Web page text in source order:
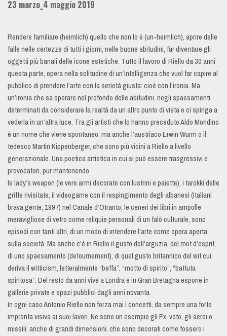
23 marzo_4 maggio 2019
Rendere familiare (heimlich) quello che non lo è (un-heimlich), aprire delle
falle nelle certezze di tutti i giorni, nelle buone abitudini, far diventare gli
oggetti più banali delle icone estetiche. Tutto il lavoro di Riello da 30 anni
questa parte, opera nella solitudine di un’intelligenza che vuol far capire al
pubblico di prendere l’arte con la serietà giusta: cioè con l’ironia. Ma
un’ironia che sa operare nel profondo delle abitudini, negli spaesamenti
determinati da considerare la realtà da un altro punto di vista e ci spinga a
vederla in un’altra luce. Tra gli artisti che lo hanno preceduto Aldo Mondino
è un nome che viene spontaneo, ma anche l’austriaco Erwin Wurm o il
tedesco Martin Kippenberger, che sono più vicini a Riello a livello
generazionale. Una poetica artistica in cui si può essere trasgressivi e
provocatori, pur mantenendo
le lady’s weapon (le vere armi decorate con lustrini e paiette), i tarokki delle
griffe rivisitate, il videogame con il respingimento degli albanesi (Italiani
brava gente, 1997) nel Canale d’Otranto, le ceneri dei libri in ampolle
meravigliose di vetro come reliquie personali di un falò culturale, sono
episodi con tanti altri, di un modo di intendere l’arte come opera aperta
sulla società. Ma anche c’è in Riello il gusto dell’arguzia, del mot d’esprit,
di uno spaesamento (detournement), di quel gusto britannico del wit cui
deriva il witticism, letteralmente “beffa”, “motto di spirito”, “battuta
spiritosa”. Del resto da anni vive a Londra e in Gran Bretagna espone in
gallerie private e spazi pubblici dagli anni novanta.
In ogni caso Antonio Riello non forza mai i concetti, da sempre una forte
impronta visiva ai suoi lavori. Ne sono un esempio gli Ex-voto, gli aerei o
missili, anche di grandi dimensioni, che sono decorati come fossero i